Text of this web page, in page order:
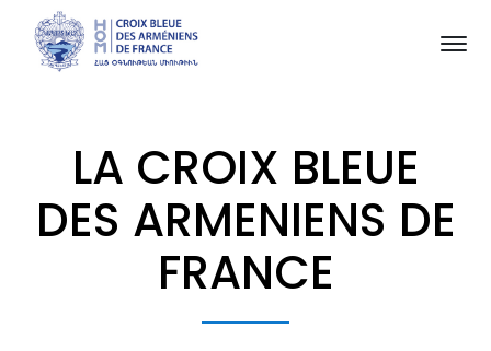
LA CROIX BLEUE
DES ARMENIENS DE
FRANCE